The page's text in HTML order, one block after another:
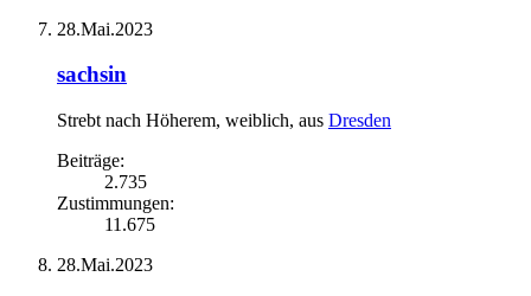
28.Mai.2023
sachsin
Strebt nach Höherem, weiblich, aus Dresden
Beiträge:
2.735
Zustimmungen:
11.675
28.Mai.2023